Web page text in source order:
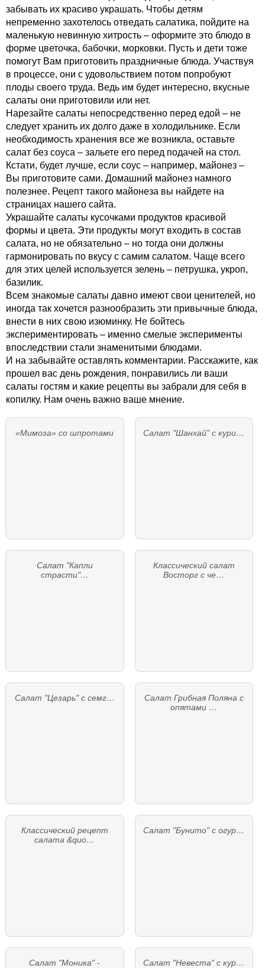
забывать их красиво украшать. Чтобы детям
непременно захотелось отведать салатика, пойдите на
маленькую невинную хитрость – оформите это блюдо в
форме цветочка, бабочки, морковки. Пусть и дети тоже
помогут Вам приготовить праздничные блюда. Участвуя
в процессе, они с удовольствием потом попробуют
плоды своего труда. Ведь им будет интересно, вкусные
салаты они приготовили или нет.
Нарезайте салаты непосредственно перед едой – не
следует хранить их долго даже в холодильнике. Если
необходимость хранения все же возникла, оставьте
салат без соуса – зальете его перед подачей на стол.
Кстати, будет лучше, если соус – например, майонез –
Вы приготовите сами. Домашний майонез намного
полезнее. Рецепт такого майонеза вы найдете на
страницах нашего сайта.
Украшайте салаты кусочками продуктов красивой
формы и цвета. Эти продукты могут входить в состав
салата, но не обязательно – но тогда они должны
гармонировать по вкусу с самим салатом. Чаще всего
для этих целей используется зелень – петрушка, укроп,
базилик.
Всем знакомые салаты давно имеют свои ценителей, но
иногда так хочется разнообразить эти привычные блюда,
внести в них свою изюминку. Не бойтесь
экспериментировать – именно смелые эксперименты
впоследствии стали знаменитыми блюдами.
И на забывайте оставлять комментарии. Расскажите, как
прошел вас день рождения, понравились ли ваши
салаты гостям и какие рецепты вы забрали для себя в
копилку. Нам очень важно ваше мнение.
«Мимоза» со шпротами Салат "Шанхай" с кури…
Салат "Капли
страсти"…
Классический салат
Восторг с че…
Салат "Цезарь" с семг…
Салат Грибная Поляна с
опятами …
Классический рецепт
салата &quo…
Салат "Бунито" с огур…
Салат "Моника" -
Салат "Невеста" с кур…